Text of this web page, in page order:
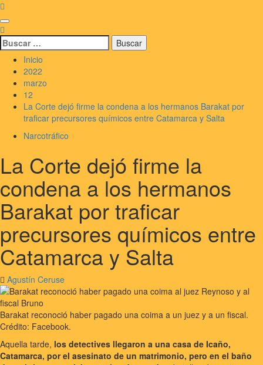
Saltar
al
contenido
Menú
principal
Buscar:
Inicio
2022
marzo
12
La Corte dejó firme la condena a los hermanos Barakat por
traficar precursores químicos entre Catamarca y Salta
Narcotráfico
La Corte dejó firme la
condena a los hermanos
Barakat por traficar
precursores químicos entre
Catamarca y Salta
Agustín Ceruse
Barakat reconoció haber pagado una coima a un juez y a un fiscal.
Crédito: Facebook.
Aquella tarde, los detectives llegaron a una casa de Icaño,
Catamarca, por el asesinato de un matrimonio, pero en el baño